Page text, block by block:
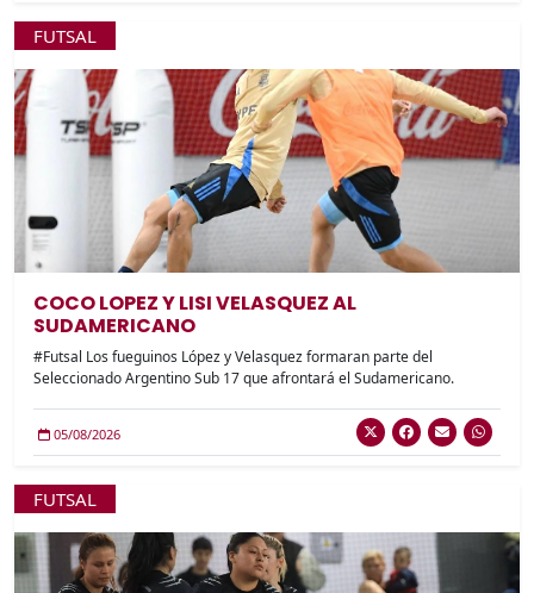
FUTSAL
COCO LOPEZ Y LISI VELASQUEZ AL
SUDAMERICANO
#Futsal Los fueguinos López y Velasquez formaran parte del
Seleccionado Argentino Sub 17 que afrontará el Sudamericano.
05/08/2026
FUTSAL